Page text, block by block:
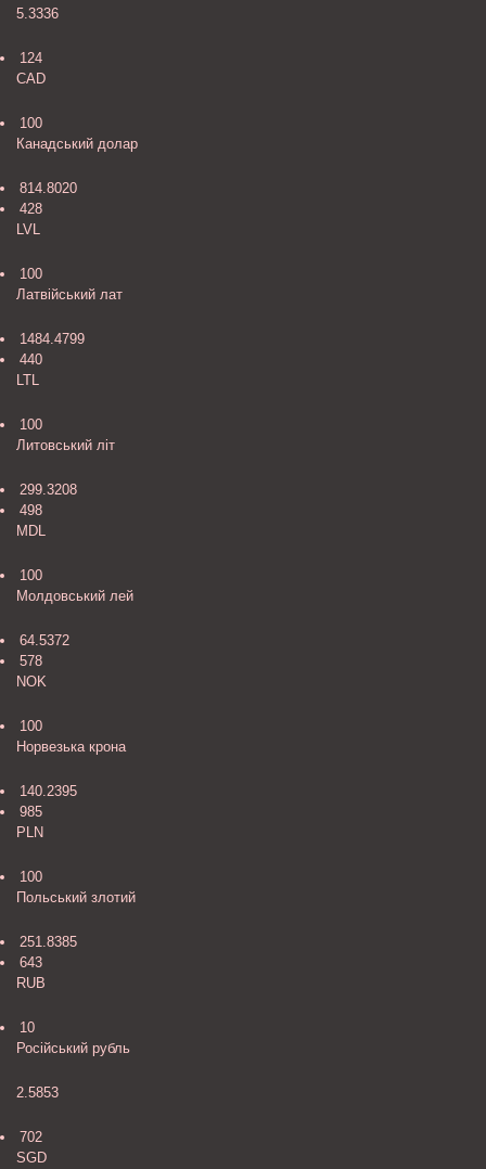
5.3336
124
CAD
100
Канадський долар
814.8020
428
LVL
100
Латвійський лат
1484.4799
440
LTL
100
Литовський літ
299.3208
498
MDL
100
Молдовський лей
64.5372
578
NOK
100
Норвезька крона
140.2395
985
PLN
100
Польський злотий
251.8385
643
RUB
10
Російський рубль
2.5853
702
SGD